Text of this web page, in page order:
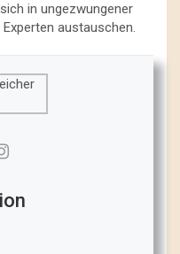
in ungezwungener
austauschen.